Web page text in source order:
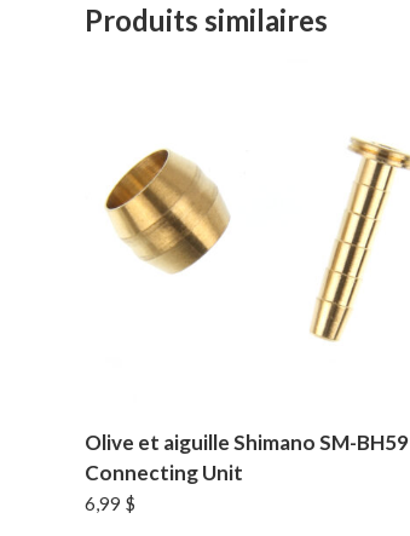
Produits similaires
Olive et aiguille Shimano SM-BH59
Connecting Unit
6,99 $